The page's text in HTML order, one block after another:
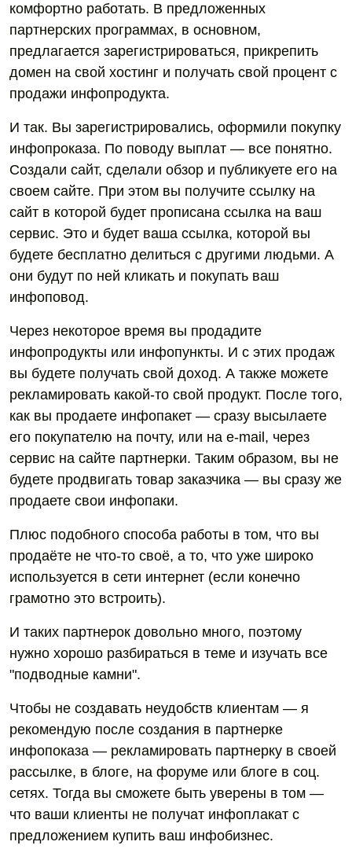
комфортно работать. В предложенных
партнерских программах, в основном,
предлагается зарегистрироваться, прикрепить
домен на свой хостинг и получать свой процент с
продажи инфопродукта.
И так. Вы зарегистрировались, оформили покупку
инфопроказа. По поводу выплат — все понятно.
Создали сайт, сделали обзор и публикуете его на
своем сайте. При этом вы получите ссылку на
сайт в которой будет прописана ссылка на ваш
сервис. Это и будет ваша ссылка, которой вы
будете бесплатно делиться с другими людьми. А
они будут по ней кликать и покупать ваш
инфоповод.
Через некоторое время вы продадите
инфопродукты или инфопункты. И с этих продаж
вы будете получать свой доход. А также можете
рекламировать какой-то свой продукт. После того,
как вы продаете инфопакет — сразу высылаете
его покупателю на почту, или на e-mail, через
сервис на сайте партнерки. Таким образом, вы не
будете продвигать товар заказчика — вы сразу же
продаете свои инфопаки.
Плюс подобного способа работы в том, что вы
продаёте не что-то своё, а то, что уже широко
используется в сети интернет (если конечно
грамотно это встроить).
И таких партнерок довольно много, поэтому
нужно хорошо разбираться в теме и изучать все
"подводные камни".
Чтобы не создавать неудобств клиентам — я
рекомендую после создания в партнерке
инфопоказа — рекламировать партнерку в своей
рассылке, в блоге, на форуме или блоге в соц.
сетях. Тогда вы сможете быть уверены в том —
что ваши клиенты не получат инфоплакат с
предложением купить ваш инфобизнес.